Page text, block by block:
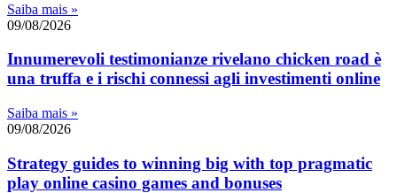
Saiba mais »
09/08/2026
Innumerevoli testimonianze rivelano chicken road è
una truffa e i rischi connessi agli investimenti online
Saiba mais »
09/08/2026
Strategy guides to winning big with top pragmatic
play online casino games and bonuses